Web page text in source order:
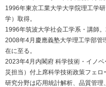
1996年東京工業大学大学院理工学
学）取得。
1996年筑波大学社会工学系・講師
2008年4月慶應義塾大学理工学部
在に至る。
2023年4月内閣府 科学技術・イノ
災担当）付上席科学技術政策フェロ
研究分野は応用統計解析、品質管理